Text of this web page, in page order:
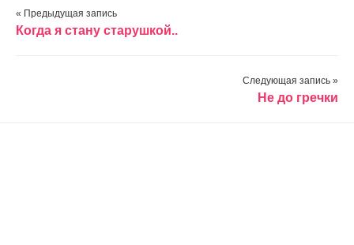
« Предыдущая запись
Когда я стану старушкой..
Следующая запись »
Не до гречки